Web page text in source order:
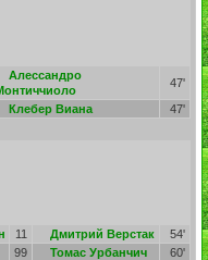
Алессандро
47'
Клебер Виана 47'
11 Дмитрий Верстак
54'
99 Томас Урбанчич 60'